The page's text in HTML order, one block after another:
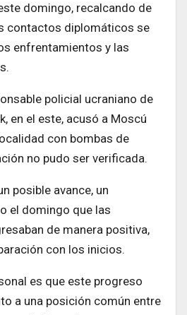
domingo, recalcando de
contactos diplomáticos se
enfrentamientos y las
policial ucraniano de
en el este, acusó a Moscú
con bombas de
no pudo ser verificada.
posible avance, un
el domingo que las
de manera positiva,
con los inicios.
es que este progreso
a una posición común entre